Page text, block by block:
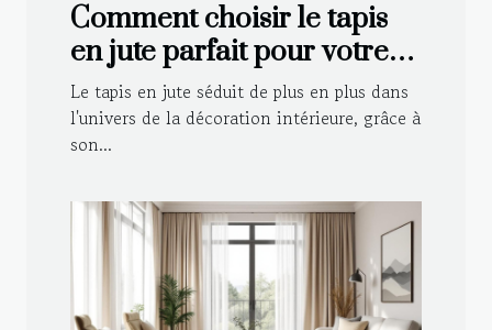
Comment choisir le tapis
en jute parfait pour votre
intérieur ?
Le tapis en jute séduit de plus en plus dans
l'univers de la décoration intérieure, grâce à
son...